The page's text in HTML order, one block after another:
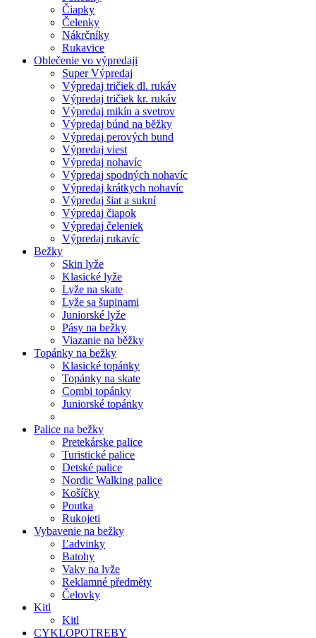
Čiapky
Čelenky
Nákrčníky
Rukavice
Oblečenie vo výpredaji
Super Výpredaj
Výpredaj tričiek dl. rukáv
Výpredaj tričiek kr. rukáv
Výpredaj mikín a svetrov
Výpredaj búnd na běžky
Výpredaj perových bund
Výpredaj viest
Výpredaj nohavíc
Výpredaj spodných nohavíc
Výpredaj krátkych nohavíc
Výpredaj šiat a sukní
Výpredaj čiapok
Výpredaj čeleniek
Výpredaj rukavíc
Bežky
Skin lyže
Klasické lyže
Lyže na skate
Lyže sa šupinami
Juniorské lyže
Pásy na bežky
Viazanie na běžky
Topánky na bežky
Klasické topánky
Topánky na skate
Combi topánky
Juniorské topánky
Palice na bežky
Pretekárske palice
Turistické palice
Detské palice
Nordic Walking palice
Košíčky
Poutka
Rukojeti
Vybavenie na bežky
Ľadvinky
Batohy
Vaky na lyže
Reklamné předměty
Čelovky
Kitl
Kitl
CYKLOPOTREBY